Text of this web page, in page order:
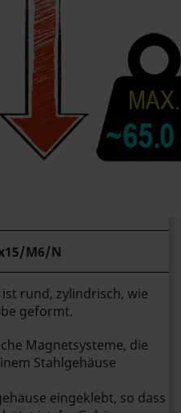
M6/N
rund, zylindrisch, wie
geformt.
Magnetsysteme, die
Stahlgehäuse
eingeklebt, so dass